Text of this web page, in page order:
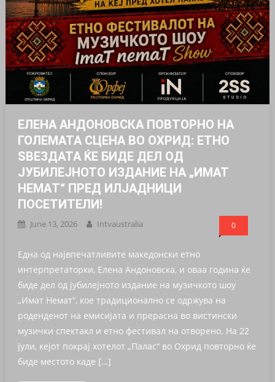
ЕЛЕНА АНДОНОВСКА ПОВТОРНО НА
ГОЛЕМАТА СЦЕНА ВО ОХРИД: ЕТНО
ЅВЕЗДАТА ЌЕ БИДЕ ДЕЛ ОД
ЈУБИЛЕЈНОТО ИЗДАНИЕ НА „ИМАТ
НЕМАT“ ПРЕД ИЛЈАДНИЦИ
ПОСЕТИТЕЛИ!
June 13, 2026 Intvaustralia 0
Една од највпечатливите македонски етно
интерпретаторки, Елена Андоновска, и оваа година ќе
биде дел од јубилејното издание на музичкото шоу
„Имат Немат“, кое традиционално се одржува на
роденденот на емисијата и прерасна во вистински
музички спектакл и етно фестивал на отворено. На 22
јули, кејот покрај хотелот „Палас“ во Охрид повторно ќе
биде местото каде […]